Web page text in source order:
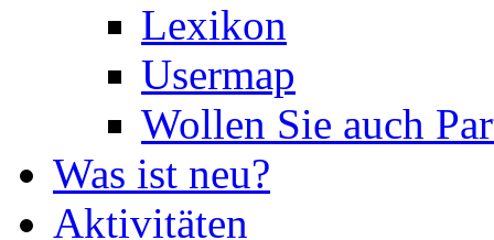
Lexikon
Usermap
Wollen Sie auch
Was ist neu?
Aktivitäten